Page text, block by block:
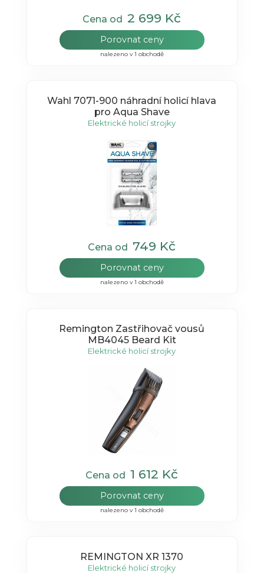
Cena od2 699 Kč
Porovnat ceny
nalezeno v 1 obchodě
Wahl 7071-900 náhradní holicí hlava
pro Aqua Shave
Elektrické holicí strojky
Cena od 749 Kč
Porovnat ceny
nalezeno v 1 obchodě
Remington Zastřihovač vousů
MB4045 Beard Kit
Elektrické holicí strojky
Cena od1 612 Kč
Porovnat ceny
nalezeno v 1 obchodě
REMINGTON XR 1370
Elektrické holicí strojky